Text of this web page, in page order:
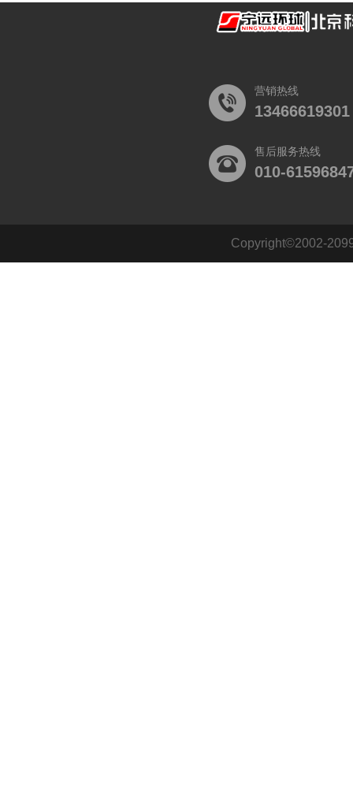
营销热线
13466619301
售后服务热线
010-
Copyright©2002-